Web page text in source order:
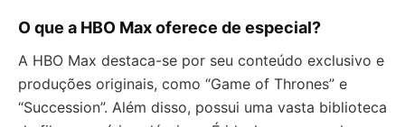
O que a HBO Max oferece de especial?
A HBO Max destaca-se por seu conteúdo exclusivo e
produções originais, como “Game of Thrones” e
“Succession”. Além disso, possui uma vasta biblioteca